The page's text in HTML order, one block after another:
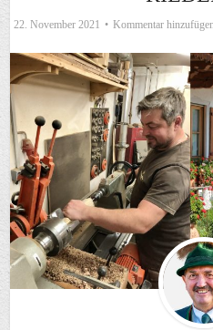
22. November 2021 Kommentar